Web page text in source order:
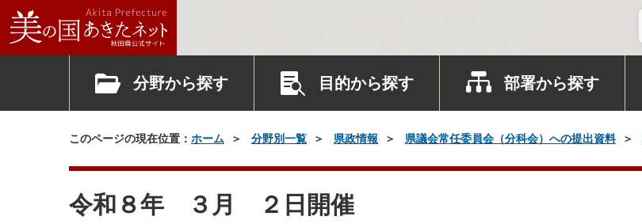
分野から探す 目的から探す 部署から探す
このページの現在位置： ホーム 分野別一覧 県政情報 県議会常任委員会（分科会）への提出資料
令和８年 ３月 ２日開催